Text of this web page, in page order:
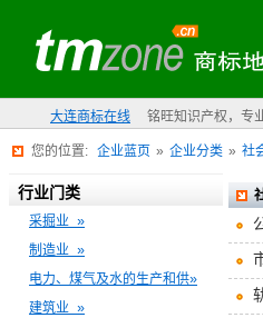
大连商标在线 铭旺知识产权，专
您的位置: 企业蓝页 » 企业分类 » 社
行业门类
采掘业 »
制造业 »
电力、煤气及水的生产和供»
建筑业 »